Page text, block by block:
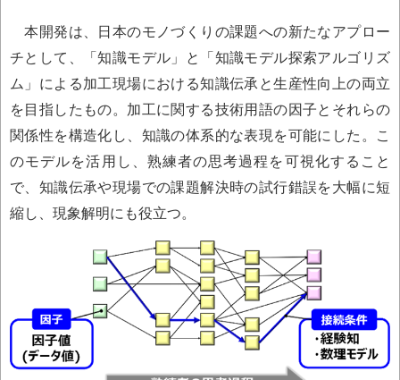
本開発は、日本のモノづくりの課題への新たなアプロー
チとして、「知識モデル」と「知識モデル探索アルゴリズ
ム」による加工現場における知識伝承と生産性向上の両立
を目指したもの。加工に関する技術用語の因子とそれらの
関係性を構造化し、知識の体系的な表現を可能にした。こ
のモデルを活用し、熟練者の思考過程を可視化すること
で、知識伝承や現場での課題解決時の試行錯誤を大幅に短
縮し、現象解明にも役立つ。